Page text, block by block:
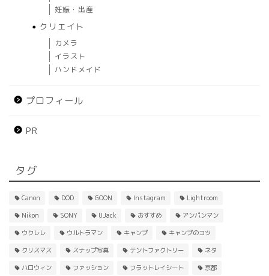
妊娠・出産
クリエイト
カメラ
イラスト
ハンドメイド
プロフィール
PR
タグ
Canon DOD GOON Instagram Lightroom
Nikon SONY UJack おすすめ アンパンマン
ウクレレ ウルトラマン キャンプ キャンプのコツ
クリスマス スナップ写真 テントファクトリー ネタ
ハロウィン ファッション フラットレイシート 京都